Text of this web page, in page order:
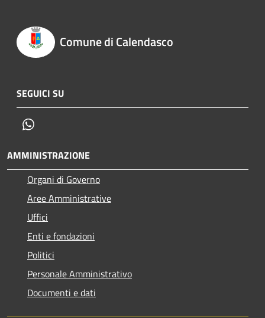
Comune di Calendasco
SEGUICI SU
AMMINISTRAZIONE
Organi di Governo
Aree Amministrative
Uffici
Enti e fondazioni
Politici
Personale Amministrativo
Documenti e dati